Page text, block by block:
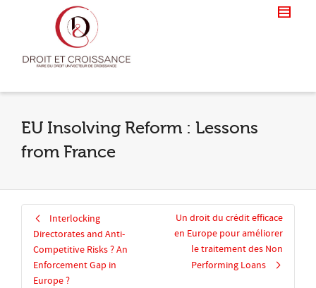
EU Insolving Reform : Lessons
from France
Interlocking
Directorates and Anti-
Competitive Risks ? An
Enforcement Gap in
Europe ?
Un droit du crédit efficace
en Europe pour améliorer
le traitement des Non
Performing Loans